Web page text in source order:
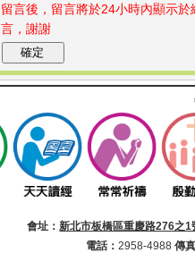
留言後，留言將於24小時內顯示
言，謝謝
會址：新北市板橋區重慶路276之1
電話： 2958-4988 傳